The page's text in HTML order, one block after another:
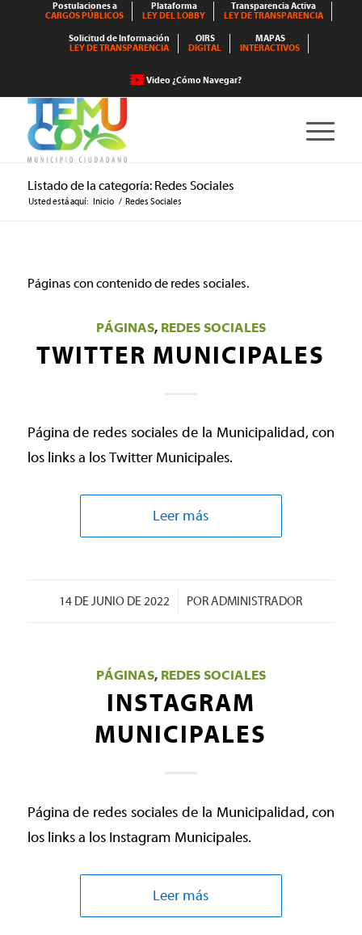
Postulaciones a
CARGOS PÚBLICOS
Plataforma
LEY DEL LOBBY
Transparencia Activa
LEY DE TRANSPARENCIA
Solicitud de Información
LEY DE TRANSPARENCIA
OIRS
DIGITAL
MAPAS
INTERACTIVOS
Video ¿Cómo Navegar?
Listado de la categoría: Redes Sociales
Usted está aquí: Inicio / Redes Sociales
Páginas con contenido de redes sociales.
PÁGINAS, REDES SOCIALES
TWITTER MUNICIPALES
Página de redes sociales de la Municipalidad, con
los links a los Twitter Municipales.
Leer más
14 DE JUNIO DE 2022
/ PORADMINISTRADOR
PÁGINAS, REDES SOCIALES
INSTAGRAM
MUNICIPALES
Página de redes sociales de la Municipalidad, con
los links a los Instagram Municipales.
Leer más